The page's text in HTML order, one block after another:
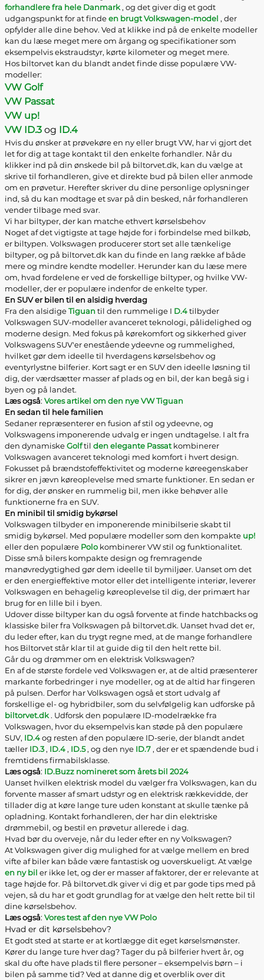
forhandlere fra hele Danmark, og det giver dig et godt
udgangspunkt for at findeen brugt Volkswagen-model , der
opfylder alle dine behov. Ved at klikke ind på de enkelte modeller
kan du læse meget mere om årgang og specifikationer som
eksempelvis ekstraudstyr, kørte kilometer og meget mere.
Hos biltorvet kan du blandt andet finde disse populære VW-
modeller:
VW Golf
VW Passat
VW up!
VW ID.3 og ID.4
Hvis du ønsker at prøvekøre en ny eller brugt VW, har vi gjort det
let for dig at tage kontakt til den enkelte forhandler. Når du
klikker ind på din ønskede bil på biltorvet.dk, kan du vælge at
skrive til forhandleren, give et direkte bud på bilen eller anmode
om en prøvetur. Herefter skriver du dine personlige oplysninger
ind, så du kan modtage et svar på din besked, når forhandleren
vender tilbage med svar.
Vi har biltyper, der kan matche ethvert kørselsbehov
Noget af det vigtigste at tage højde for i forbindelse med bilkøb,
er biltypen. Volkswagen producerer stort set alle tænkelige
biltyper, og på biltorvet.dk kan du finde en lang række af både
mere og mindre kendte modeller. Herunder kan du læse mere
om, hvad fordelene er ved de forskellige biltyper, og hvilke VW-
modeller, der er populære indenfor de enkelte typer.
En SUV er bilen til en alsidig hverdag
Fra den alsidigeTiguantil den rummelige I D.4tilbyder
Volkswagen SUV-modeller avanceret teknologi, pålidelighed og
moderne design. Med fokus på kørekomfort og sikkerhed giver
Volkswagens SUV'er enestående ydeevne og rummelighed,
hvilket gør dem ideelle til hverdagens kørselsbehov og
eventyrlystne bilferier. Kort sagt er en SUV den ideelle løsning til
dig, der værdsætter masser af plads og en bil, der kan begå sig i
byen og på landet.
Læs også: Vores artikel om den nye VW Tiguan
En sedan til hele familien
Sedaner repræsenterer en fusion af stil og ydeevne, og
Volkswagens imponerende udvalg er ingen undtagelse. I alt fra
den dynamiskeGolftil den elegante Passatkombinerer
Volkswagen avanceret teknologi med komfort i hvert design.
Fokusset på brændstofeffektivitet og moderne køreegenskaber
sikrer en jævn køreoplevelse med smarte funktioner. En sedan er
for dig, der ønsker en rummelig bil, men ikke behøver alle
funktionerne fra en SUV.
En minibil til smidig bykørsel
Volkswagen tilbyder en imponerende minibilserie skabt til
smidig bykørsel. Med populære modeller som den kompakte up!
eller den populære Polo kombinerer VW stil og funktionalitet.
Disse små bilers kompakte design og fremragende
manøvredygtighed gør dem ideelle til bymiljøer. Uanset om det
er den energieffektive motor eller det intelligente interiør, leverer
Volkswagen en behagelig køreoplevelse til dig, der primært har
brug for en lille bil i byen.
Udover disse biltyper kan du også forvente at finde hatchbacks og
klassiske biler fra Volkswagen på biltorvet.dk. Uanset hvad det er,
du leder efter, kan du trygt regne med, at de mange forhandlere
hos Biltorvet står klar til at guide dig til den helt rette bil.
Går du og drømmer om en elektrisk Volkswagen?
En af de største fordele ved Volkswagen er, at de altid præsenterer
markante forbedringer i nye modeller, og at de altid har fingeren
på pulsen. Derfor har Volkswagen også et stort udvalg af
forskellige el- og hybridbiler, som du selvfølgelig kan udforske på
biltorvet.dk. Udforsk den populære ID-modelrække fra
Volkswagen, hvor du eksempelvis kan støde på den populære
SUV, ID.4og resten af den populære ID-serie, der blandt andet
tæller ID.3, ID.4, ID.5, og den nye ID.7, der er et spændende bud i
fremtidens firmabilsklasse.
Læs også: ID.Buzz nomineret som årets bil 2024
Uanset hvilken elektrisk model du vælger fra Volkswagen, kan du
forvente masser af smart udstyr og en elektrisk rækkevidde, der
tillader dig at køre lange ture uden konstant at skulle tænke på
opladning. Kontakt forhandleren, der har din elektriske
drømmebil, og bestil en prøvetur allerede i dag.
Hvad bør du overveje, når du leder efter en ny Volkswagen?
At Volkswagen giver dig mulighed for at vælge mellem en bred
vifte af biler kan både være fantastisk og uoverskueligt. At vælge
en ny bil er ikke let, og der er masser af faktorer, der er relevante at
tage højde for. På biltorvet.dk giver vi dig et par gode tips med på
vejen, så du har et godt grundlag for at vælge den helt rette bil til
dine kørselsbehov.
Læs også: Vores test af den nye VW Polo
Hvad er dit kørselsbehov?
Et godt sted at starte er at kortlægge dit eget kørselsmønster.
Kører du lange ture hver dag? Tager du på bilferier hvert år, og
skal du ofte have plads til flere personer – eksempelvis børn – i
bilen på samme tid? Ved at danne dig et overblik over dit